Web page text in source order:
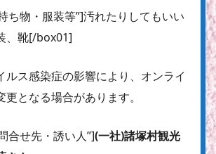
ち物・服装等”]汚れたりしてもいい
、靴[/box01]
ルス感染症の影響により、オンライ
更となる場合があります。
合せ先・誘い人”](一社)諸塚村観光